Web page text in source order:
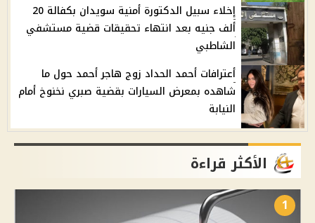
إخلاء سبيل الدكتورة أمنية سويدان بكفالة 20
ألف جنيه بعد انتهاء تحقيقات قضية مستشفي
الشاطبي
أعترافات أحمد الحداد زوج هاجر أحمد حول ما
شاهده بمعرض السيارات بقضية صبري نخنوخ أمام
النيابة
الأكثر قراءة
1